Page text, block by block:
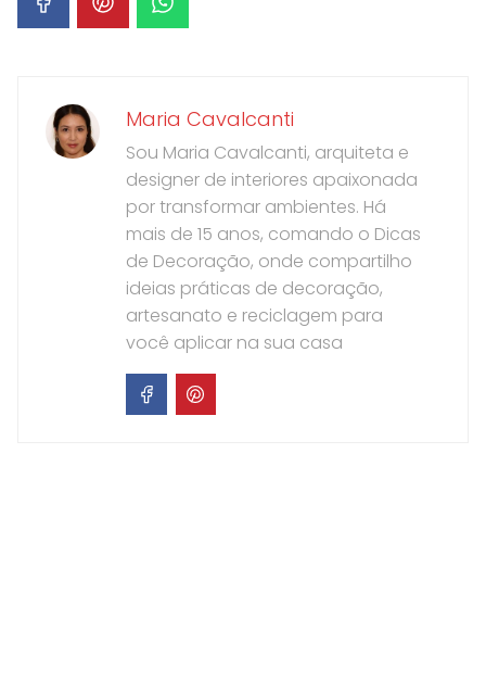
Maria Cavalcanti
Sou Maria Cavalcanti, arquiteta e
designer de interiores apaixonada
por transformar ambientes. Há
mais de 15 anos, comando o Dicas
de Decoração, onde compartilho
ideias práticas de decoração,
artesanato e reciclagem para
você aplicar na sua casa